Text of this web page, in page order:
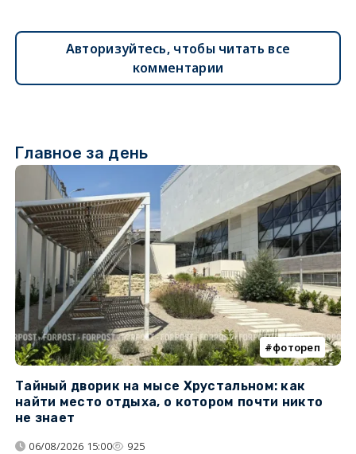
Авторизуйтесь, чтобы читать все
комментарии
Главное за день
фотореп
Тайный дворик на мысе Хрустальном: как
найти место отдыха, о котором почти никто
не знает
06/08/2026 15:00 925